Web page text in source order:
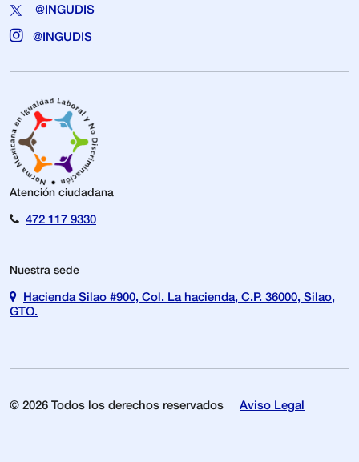
@INGUDIS
@INGUDIS
Atención ciudadana
472 117 9330
Nuestra sede
Hacienda Silao #900, Col. La hacienda, C.P. 36000, Silao,
GTO.
© 2026 Todos los derechos reservados Aviso Legal